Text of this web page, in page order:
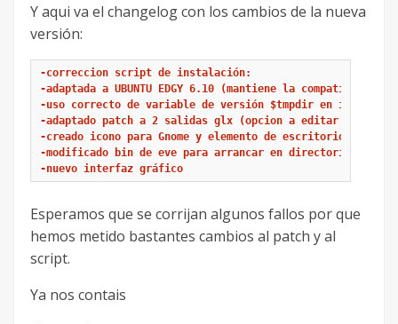
Y aqui va el changelog con los cambios de la nueva
versión:
-correccion script de instalación:
-adaptada a UBUNTU EDGY 6.10 (mantiene la compatibildad
-uso correcto de variable de versión $tmpdir en
-adaptado patch a 2 salidas glx (opcion a editar por el
-creado icono para Gnome y elemento de escritorio
-modificado bin de eve para arrancar en directorio /usr/
-nuevo interfaz gráfico
Esperamos que se corrijan algunos fallos por que
hemos metido bastantes cambios al patch y al
script.
Ya nos contais